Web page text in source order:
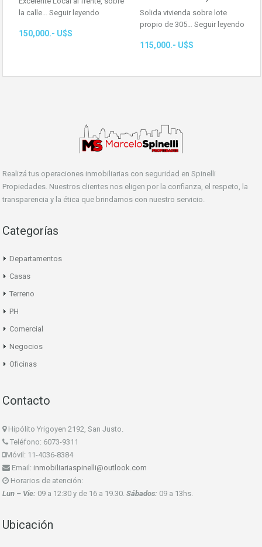
la calle… Seguir leyendo
150,000.- U$S
Solida vivienda sobre lote
propio de 305… Seguir leyendo
115,000.- U$S
Realizá tus operaciones inmobiliarias con seguridad en Spinelli
Propiedades. Nuestros clientes nos eligen por la confianza, el respeto, la
transparencia y la ética que brindamos con nuestro servicio.
Categorías
Departamentos
Casas
Terreno
PH
Comercial
Negocios
Oficinas
Contacto
Hipólito Yrigoyen 2192, San Justo.
Teléfono: 6073-9311
Móvil: 11-4036-8384
Email: inmobiliariaspinelli@outlook.com
Horarios de atención:
Lun – Vie: 09 a 12:30 y de 16 a 19.30. Sábados: 09 a 13hs.
Ubicación